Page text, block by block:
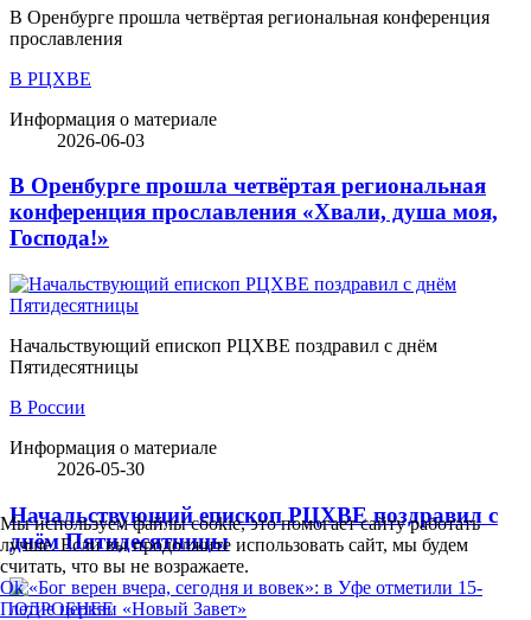
В Оренбурге прошла четвёртая региональная конференция
прославления
В РЦХВЕ
Информация о материале
2026-06-03
В Оренбурге прошла четвёртая региональная
конференция прославления «Хвали, душа моя,
Господа!»
Начальствующий епископ РЦХВЕ поздравил с днём
Пятидесятницы
В России
Информация о материале
2026-05-30
Начальствующий епископ РЦХВЕ поздравил с
днём Пятидесятницы
Мы используем файлы cookie, это помогает сайту работать
лучше. Если вы продолжите использовать сайт, мы будем
считать, что вы не возражаете.
Ok
ПОДРОБНЕЕ